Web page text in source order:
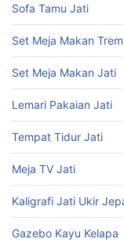
Sofa Tamu Jati
Set Meja Makan
Set Meja Makan Jati
Lemari Pakaian Jati
Tempat Tidur Jati
Meja TV Jati
Kaligrafi Jati Ukir
Gazebo Kayu Kelapa